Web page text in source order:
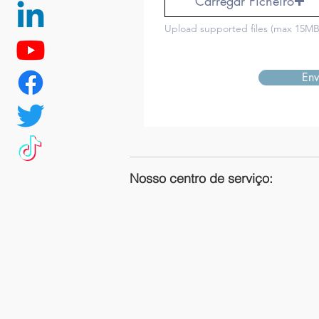
Upload supported files (max
Nosso centro de serviço: